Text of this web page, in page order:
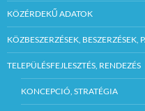
KÖZÉRDEKŰ ADATOK
KÖZBESZERZÉSEK, BESZERZÉSEK,
TELEPÜLÉSFEJLESZTÉS, RENDEZÉS
KONCEPCIÓ, STRATÉGIA